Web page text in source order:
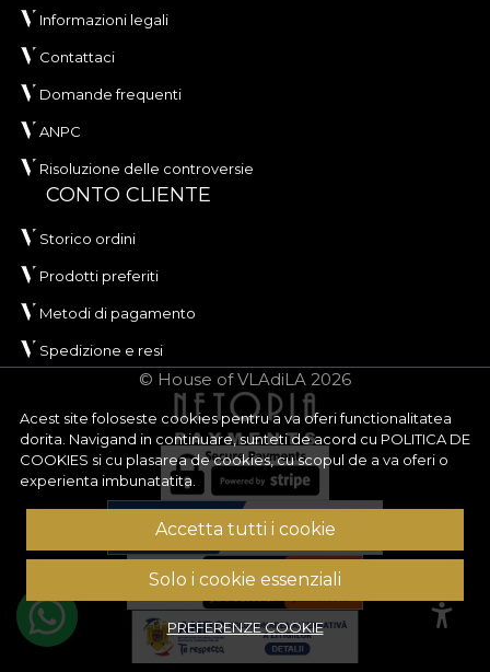
Acest site foloseste cookies pentru a va oferi functionalitatea
dorita. Navigand in continuare, sunteti de acord cu POLITICA DE
COOKIES si cu plasarea de cookies, cu scopul de a va oferi o
experienta imbunatatita.
Accetta tutti i cookie
Solo i cookie essenziali
PREFERENZE COOKIE
Informazioni legali
Contattaci
Domande frequenti
ANPC
Risoluzione delle controversie
CONTO CLIENTE
Storico ordini
Prodotti preferiti
Metodi di pagamento
Spedizione e resi
© House of VLAdiLA 2026